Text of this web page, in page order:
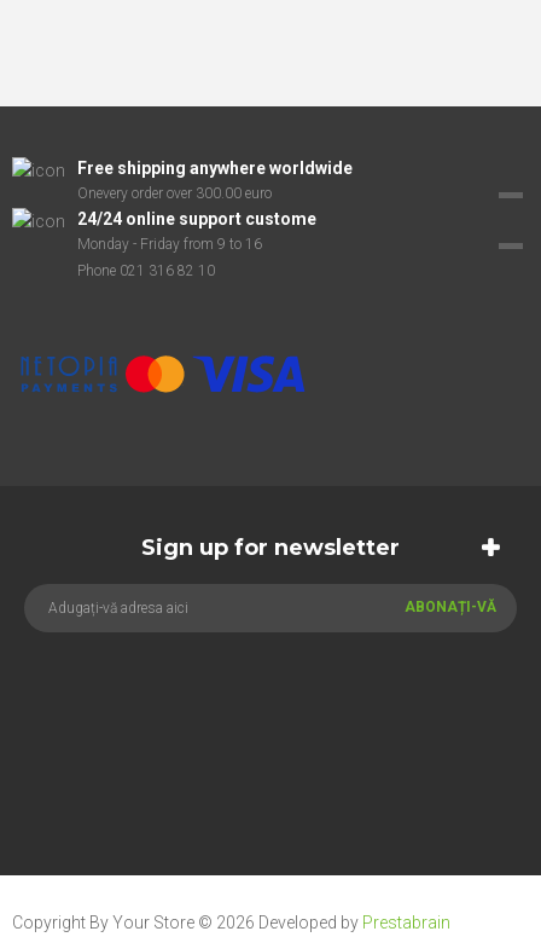
Free shipping anywhere worldwide
Onevery order over 300.00 euro
24/24 online support custome
Monday - Friday from 9 to 16
Phone 021 316 82 10
Sign up for newsletter
ABONAȚI-VĂ
Copyright By Your Store © 2026 Developed by Prestabrain